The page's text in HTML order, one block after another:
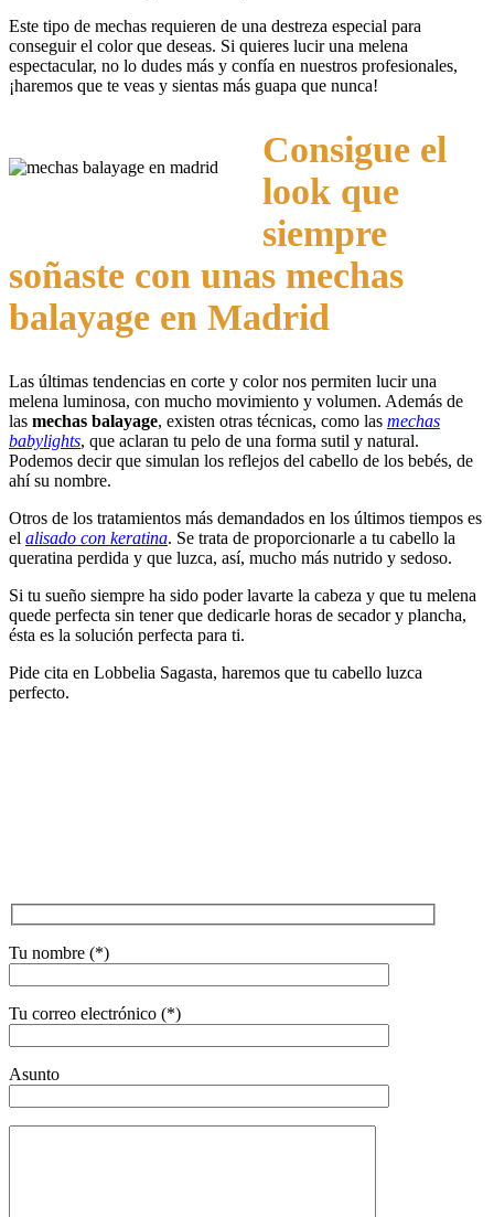
Este tipo de mechas requieren de una destreza especial para
conseguir el color que deseas. Si quieres lucir una melena
espectacular, no lo dudes más y confía en nuestros profesionales,
¡haremos que te veas y sientas más guapa que nunca!
Consigue el
look que
siempre
soñaste con unas mechas
balayage en Madrid
Las últimas tendencias en corte y color nos permiten lucir una
melena luminosa, con mucho movimiento y volumen. Además de
las mechas balayage, existen otras técnicas, como las mechas
babylights, que aclaran tu pelo de una forma sutil y natural.
Podemos decir que simulan los reflejos del cabello de los bebés, de
ahí su nombre.
Otros de los tratamientos más demandados en los últimos tiempos es
el alisado con keratina. Se trata de proporcionarle a tu cabello la
queratina perdida y que luzca, así, mucho más nutrido y sedoso.
Si tu sueño siempre ha sido poder lavarte la cabeza y que tu melena
quede perfecta sin tener que dedicarle horas de secador y plancha,
ésta es la solución perfecta para ti.
Pide cita en Lobbelia Sagasta, haremos que tu cabello luzca
perfecto.
Tu nombre (*)
Tu correo electrónico (*)
Asunto